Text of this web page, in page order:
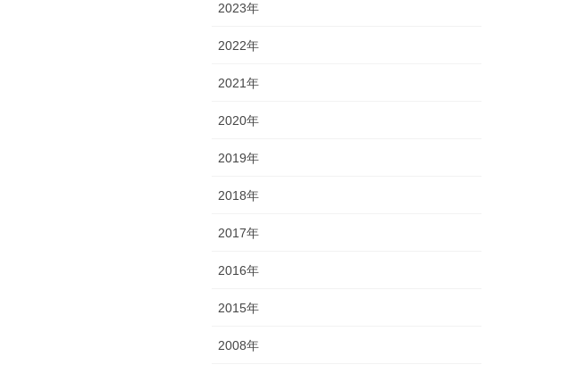
2023年
2022年
2021年
2020年
2019年
2018年
2017年
2016年
2015年
2008年